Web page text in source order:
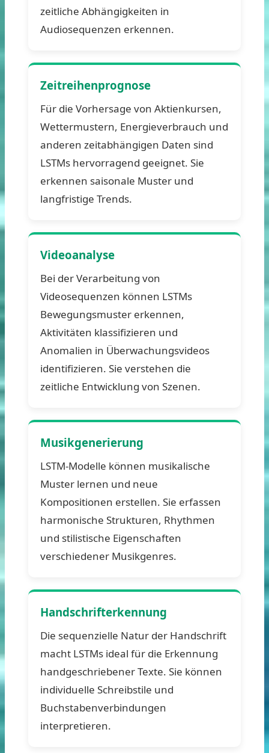
zeitliche Abhängigkeiten in
Audiosequenzen erkennen.
Zeitreihenprognose
Für die Vorhersage von Aktienkursen,
Wettermustern, Energieverbrauch und
anderen zeitabhängigen Daten sind
LSTMs hervorragend geeignet. Sie
erkennen saisonale Muster und
langfristige Trends.
Videoanalyse
Bei der Verarbeitung von
Videosequenzen können LSTMs
Bewegungsmuster erkennen,
Aktivitäten klassifizieren und
Anomalien in Überwachungsvideos
identifizieren. Sie verstehen die
zeitliche Entwicklung von Szenen.
Musikgenerierung
LSTM-Modelle können musikalische
Muster lernen und neue
Kompositionen erstellen. Sie erfassen
harmonische Strukturen, Rhythmen
und stilistische Eigenschaften
verschiedener Musikgenres.
Handschrifterkennung
Die sequenzielle Natur der Handschrift
macht LSTMs ideal für die Erkennung
handgeschriebener Texte. Sie können
individuelle Schreibstile und
Buchstabenverbindungen
interpretieren.